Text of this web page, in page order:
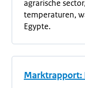
agrarische
temperaturen,
Egypte.
Marktrapport: